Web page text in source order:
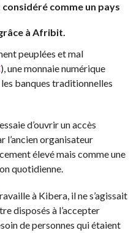
comme un pays
à Afribit.
peuplées et mal
), une monnaie numérique
banques traditionnelles
d’ouvrir un accès
l’ancien organisateur
élevé mais comme une
quotidienne.
à Kibera, il ne s’agissait
disposés à l’accepter
de personnes qui étaient